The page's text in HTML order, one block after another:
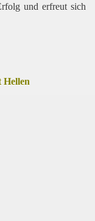
und erfreut sich
Hellen